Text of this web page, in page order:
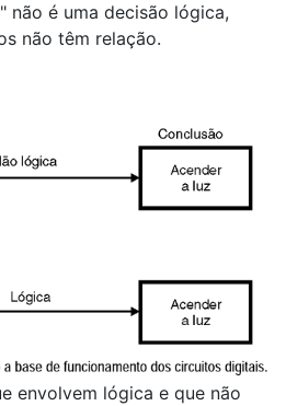
não é uma decisão lógica,
não têm relação.
envolvem lógica e que não